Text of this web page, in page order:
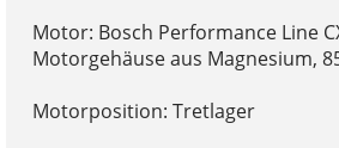
Motor: Bosch Performance Line
Motorgehäuse aus Magnesium,
Motorposition: Tretlager